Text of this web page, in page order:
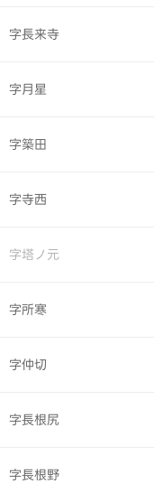
字長来寺
字月星
字築田
字寺西
字塔ノ元
字所寒
字仲切
字長根尻
字長根野